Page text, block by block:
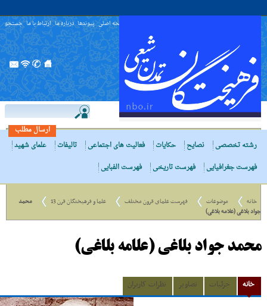
صفحه اصلی پیوندها درباره ما ارتباط با ما جستجو
ارسال مطلب
رشته تخصصی
نصایح حکایات فعالیت های اجتماعی تالیفات
علمای شهید
فهرست جغرافیایی
فهرست تاریخی فهرست الفبایی
خانه موضوعات فهرست علمای قرون مختلف علما و فرهیختگان قرن 13
محمد
جواد بلاغی (علامه بلاغی)
محمد جواد بلاغی (علامه بلاغی)
خانه جزئیات تصاویر نظرات کاربران